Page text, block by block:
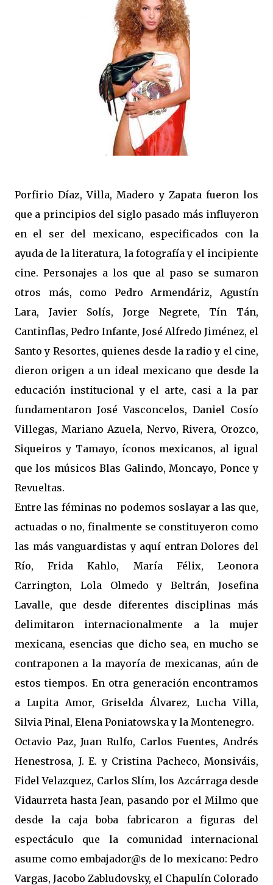
Porfirio Díaz, Villa, Madero y Zapata fueron los
que a principios del siglo pasado más influyeron
en el ser del mexicano, especificados con la
ayuda de la literatura, la fotografía y el incipiente
cine. Personajes a los que al paso se sumaron
otros más, como Pedro Armendáriz, Agustín
Lara, Javier Solís, Jorge Negrete, Tín Tán,
Cantinflas, Pedro Infante, José Alfredo Jiménez, el
Santo y Resortes, quienes desde la radio y el cine,
dieron origen a un ideal mexicano que desde la
educación institucional y el arte, casi a la par
fundamentaron José Vasconcelos, Daniel Cosío
Villegas, Mariano Azuela, Nervo, Rivera, Orozco,
Siqueiros y Tamayo, íconos mexicanos, al igual
que los músicos Blas Galindo, Moncayo, Ponce y
Revueltas.
Entre las féminas no podemos soslayar a las que,
actuadas o no, finalmente se constituyeron como
las más vanguardistas y aquí entran Dolores del
Río, Frida Kahlo, María Félix, Leonora
Carrington, Lola Olmedo y Beltrán, Josefina
Lavalle, que desde diferentes disciplinas más
delimitaron internacionalmente a la mujer
mexicana, esencias que dicho sea, en mucho se
contraponen a la mayoría de mexicanas, aún de
estos tiempos. En otra generación encontramos
a Lupita Amor, Griselda Álvarez, Lucha Villa,
Silvia Pinal, Elena Poniatowska y la Montenegro.
Octavio Paz, Juan Rulfo, Carlos Fuentes, Andrés
Henestrosa, J. E. y Cristina Pacheco, Monsiváis,
Fidel Velazquez, Carlos Slím, los Azcárraga desde
Vidaurreta hasta Jean, pasando por el Milmo que
desde la caja boba fabricaron a figuras del
espectáculo que la comunidad internacional
asume como embajador@s de lo mexicano: Pedro
Vargas, Jacobo Zabludovsky, el Chapulín Colorado